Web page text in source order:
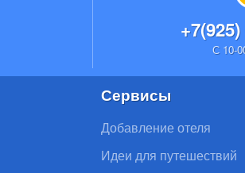
С 10-
Сервисы
Добавление отеля
Идеи для путешествий